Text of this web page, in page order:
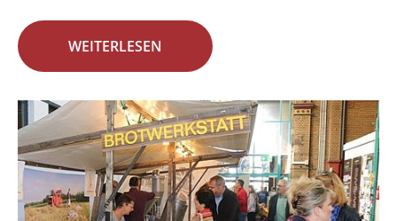
WEITERLESEN